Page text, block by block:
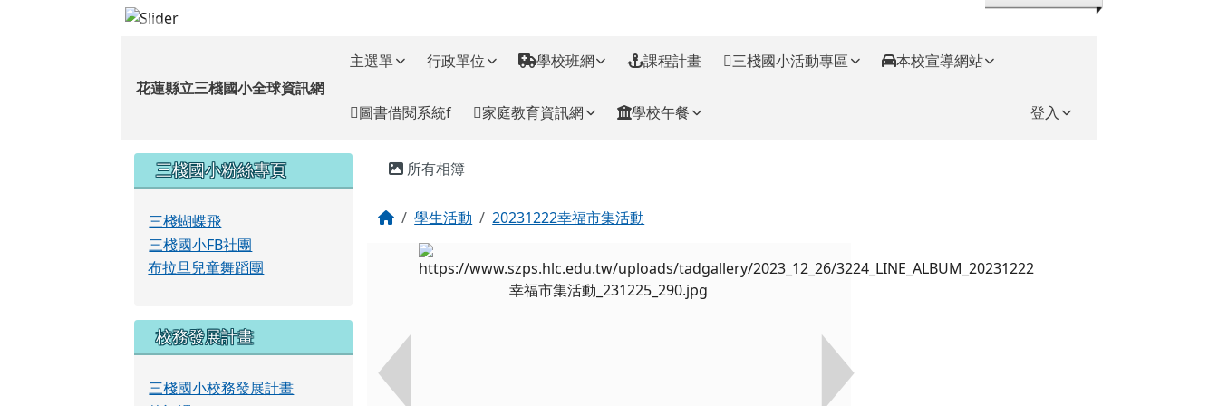
花蓮縣立三棧國小全球資訊網
花蓮縣立三棧國小全球資訊網
主選單 行政單位 學校班網 課程計畫 三棧國小活動專區 本校宣導網站
圖書借閱系統f 家庭教育資訊網 學校午餐 登入
左邊區域內容
三棧國小粉絲專頁
三棧蝴蝶飛
三棧國小FB社團
布拉旦兒童舞蹈團
校務發展計畫
三棧國小校務發展計畫
主內容區域
所有相簿
回首頁學生活動 20231222幸福市集活動